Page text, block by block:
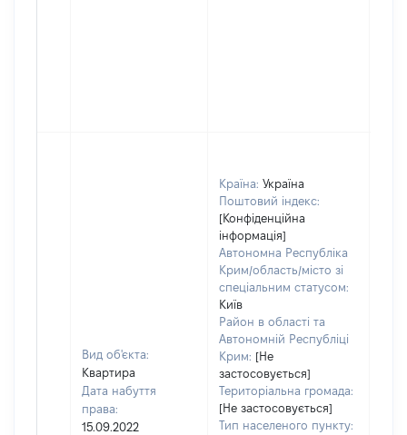
Вид об'єкта:
Квартира
Дата набуття
права:
15.09.2022
Країна: Україна
Поштовий індекс:
[Конфіденційна
інформація]
Автономна Республіка
Крим/область/місто зі
спеціальним статусом:
Київ
Район в області та
Автономній Республіці
Крим: [Не
застосовується]
Територіальна громада:
[Не застосовується]
Тип населеного пункту: